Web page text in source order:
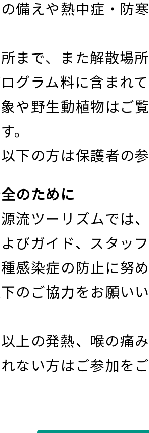
備えや熱中症・防
まで、また解散場
グラム料に含まれ
や野生動植物はご
。
下の方は保護者の
のために
流ツーリズムでは
びガイド、スタッ
感染症の防止に努
のご協力をお願い
上の発熱、喉の痛
ない方はご参加を